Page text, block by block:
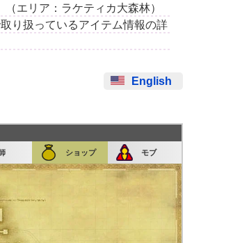
エリア：ラケティカ大森林）
り扱っているアイテム情報の詳
English
ショップ モブ